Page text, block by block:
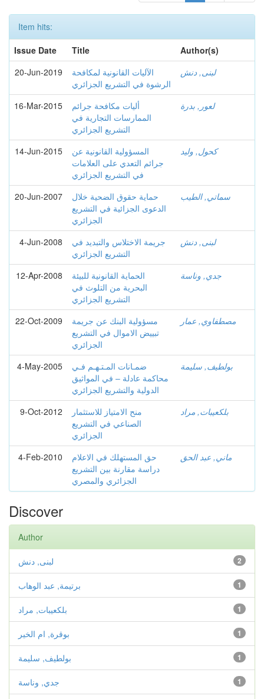
Item hits:
Issue Date
Title
Author(s)
20-Jun-2019
الآليات القانونية لمكافحة
الرشوة في التشريع الجزائري
لبنى, دنش
16-Mar-2015
أليات مكافحة جرائم
الممارسات التجارية في
التشريع الجزائري
لعور, بدرة
14-Jun-2015
المسؤولية القانونية عن
جرائم التعدي على العلامات
في التشريع الجزائري
كحول, وليد
20-Jun-2007
حماية حقوق الضحية خلال
الدعوى الجزائية في التشريع
الجزائري
سماتي, الطيب
4-Jun-2008
جريمة الاختلاس والتبديد في
التشريع الجزائري
لبنى, دنش
12-Apr-2008
الحماية القانونية للبيئة
البحرية من التلوث في
التشريع الجزائري
جدي, وناسة
22-Oct-2009
مسؤولية البنك عن جريمة
تبييض الاموال في التشريع
الجزائري
مصطفاوي, عمار
4-May-2005
ضمـانات المـتـهـم فـي
محاكمة عادلة – في المواثيق
الدولية والتشريع الجزائري
بولطیف, سلیمة
9-Oct-2012
منح الامتياز للاستثمار
الصناعي في التشريع
الجزائري
بلكعيبات, مراد
4-Feb-2010
حق المستهلك في الاعلام
دراسة مقارنة بين التشريع
الجزائري والمصري
ماني, عبد الحق
Discover
Author
2 لبنى, دنش
1 برتيمة, عبد الوهاب
1 بلكعيبات, مراد
1 بوقرة, ام الخير
1 بولطیف, سلیمة
1 جدي, وناسة